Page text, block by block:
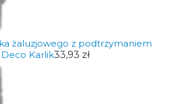
żaluzjowego z podtrzymaniem
Karlik33,93 zł